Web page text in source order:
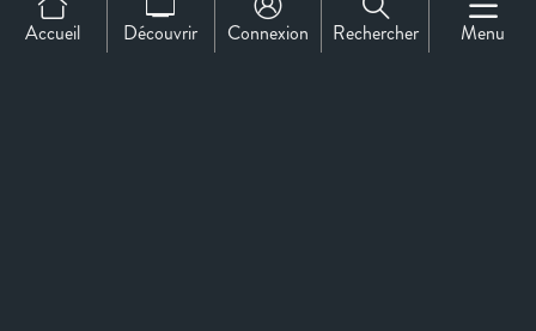
Accueil Découvrir Connexion Rechercher Menu